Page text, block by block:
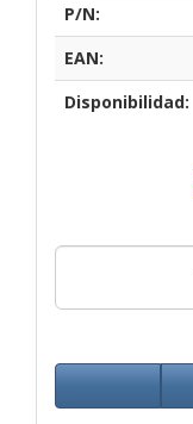
P/N:
EAN:
Disponibilidad: